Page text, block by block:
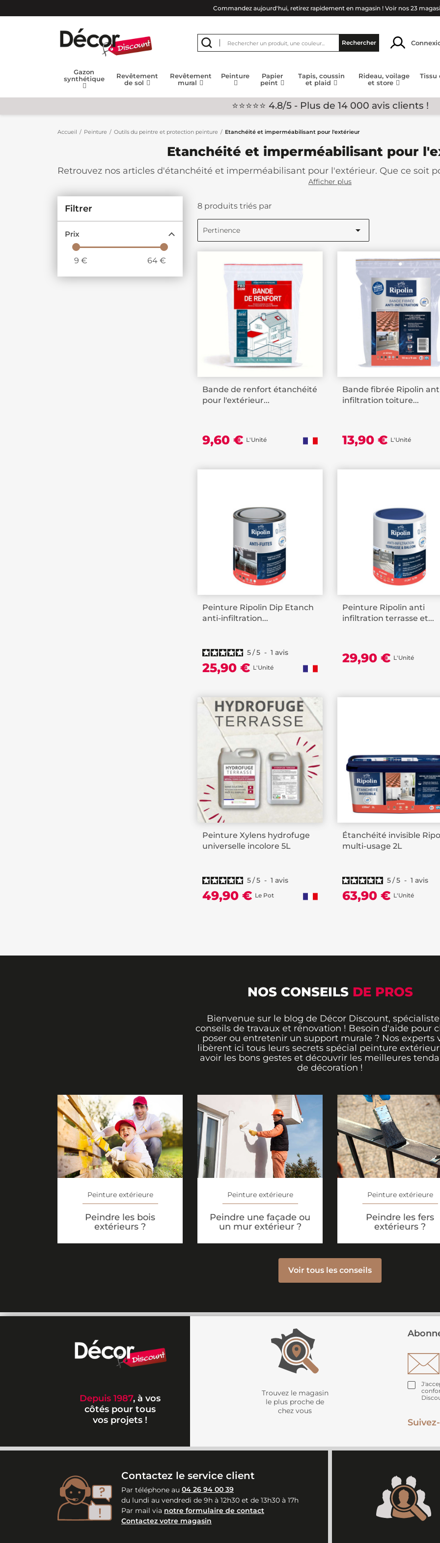
Commandez aujourd'hui, retirez rapidement en magasin ! Voir nos 23
Rechercher
Gazon
synthétique
Revêtement
de sol
Revêtement
mural
Peinture
Papier
peint
Tapis, coussin
et plaid
Rideau, voilage
et store
Tissu
⭐⭐⭐⭐⭐ 4.8/5 - Plus de 14 000 avis clients !
Accueil Peinture Outils du peintre et protection peinture Etanchéité et imperméabilisant pour l'extérieur
Etanchéité et imperméabilisant pour
Retrouvez nos articles d'étanchéité et imperméabilisant pour l'extérieur. Que ce soit
nos produits vous garantirons une étanchéité de pro ! Il est important de le faire, les
Afficher plus
Filtrer
Prix
9 € 64 €
8 produits triés par
Pertinence 
Bande de renfort étanchéité
pour l'extérieur...
9,60 € L'Unité
Bande fibrée Ripolin
infiltration toiture...
13,90 € L'Unité
Peinture Ripolin Dip Etanch
anti-infiltration...
5/5 - 1 avis
25,90 € L'Unité
Peinture Ripolin anti
infiltration terrasse et...
29,90 € L'Unité
Peinture Xylens hydrofuge
universelle incolore 5L
5/5 - 1 avis
49,90 € Le Pot
Étanchéité invisible
multi-usage 2L
5/5 - 1 avis
63,90 € L'Unité
NOS CONSEILS DE PROS
Bienvenue sur le blog de Décor Discount,
conseils de travaux et rénovation ! Besoin d'aide pour
poser ou entretenir un support murale ? Nos experts
libèrent ici tous leurs secrets spécial peinture
avoir les bons gestes et découvrir les meilleures
de décoration !
Peinture extérieure
Peindre les bois
extérieurs ?
Peinture extérieure
Peindre une façade ou
un mur extérieur ?
Peinture extérieure
Peindre les fers
extérieurs ?
Voir tous les conseils
Depuis 1987, à vos
côtés pour tous
vos projets !
Trouvez le magasin
le plus proche de
chez vous
Contactez le service client
Par téléphone au 04 26 94 00 39
du lundi au vendredi de 9h à 12h30 et de 13h30 à 17h
Par mail via notre formulaire de contact
Contactez votre magasin